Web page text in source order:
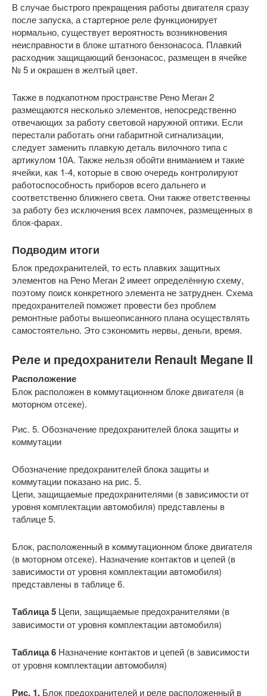
В случае быстрого прекращения работы двигателя сразу
после запуска, а стартерное реле функционирует
нормально, существует вероятность возникновения
неисправности в блоке штатного бензонасоса. Плавкий
расходник защищающий бензонасос, размещен в ячейке
№ 5 и окрашен в желтый цвет.
Также в подкапотном пространстве Рено Меган 2
размещаются несколько элементов, непосредственно
отвечающих за работу световой наружной оптики. Если
перестали работать огни габаритной сигнализации,
следует заменить плавкую деталь вилочного типа с
артикулом 10А. Также нельзя обойти вниманием и такие
ячейки, как 1-4, которые в свою очередь контролируют
работоспособность приборов всего дальнего и
соответственно ближнего света. Они также ответственны
за работу без исключения всех лампочек, размещенных в
блок-фарах.
Подводим итоги
Блок предохранителей, то есть плавких защитных
элементов на Рено Меган 2 имеет определённую схему,
поэтому поиск конкретного элемента не затруднен. Схема
предохранителей поможет провести без проблем
ремонтные работы вышеописанного плана осуществлять
самостоятельно. Это сэкономить нервы, деньги, время.
Реле и предохранители Renault Megane II
Расположение
Блок расположен в коммутационном блоке двигателя (в
моторном отсеке).
Рис. 5. Обозначение предохранителей блока защиты и
коммутации
Обозначение предохранителей блока защиты и
коммутации показано на рис. 5.
Цепи, защищаемые предохранителями (в зависимости от
уровня комплектации автомобиля) представлены в
таблице 5.
Блок, расположенный в коммутационном блоке двигателя
(в моторном отсеке). Назначение контактов и цепей (в
зависимости от уровня комплектации автомобиля)
представлены в таблице 6.
Таблица 5 Цепи, защищаемые предохранителями (в
зависимости от уровня комплектации автомобиля)
Таблица 6 Назначение контактов и цепей (в зависимости
от уровня комплектации автомобиля)
Рис. 1. Блок предохранителей и реле расположенный в